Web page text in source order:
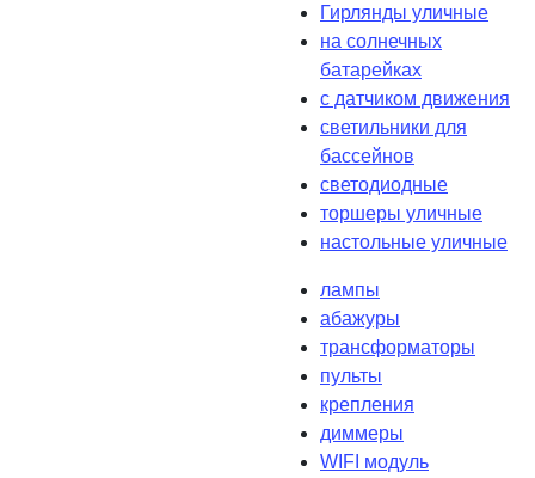
Гирлянды уличные
на солнечных
батарейках
с датчиком движения
светильники для
бассейнов
светодиодные
торшеры уличные
настольные уличные
лампы
абажуры
трансформаторы
пульты
крепления
диммеры
WIFI модуль